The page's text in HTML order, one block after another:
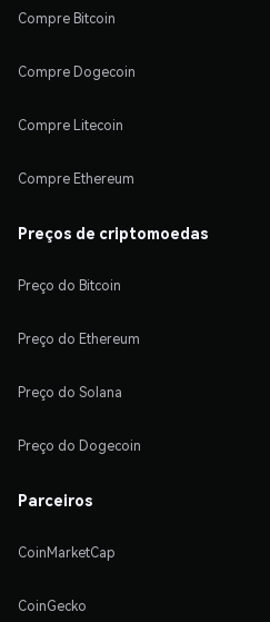
Compre Bitcoin
Compre Dogecoin
Compre Litecoin
Compre Ethereum
Preços de criptomoedas
Preço do Bitcoin
Preço do Ethereum
Preço do Solana
Preço do Dogecoin
Parceiros
CoinMarketCap
CoinGecko